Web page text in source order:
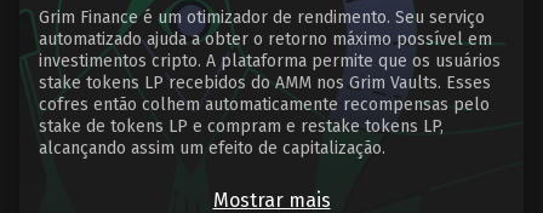
Grim Finance é um otimizador de rendimento. Seu serviço
automatizado ajuda a obter o retorno máximo possível em
investimentos cripto. A plataforma permite que os usuários
stake tokens LP recebidos do AMM nos Grim Vaults. Esses
cofres então colhem automaticamente recompensas pelo
stake de tokens LP e compram e restake tokens LP,
alcançando assim um efeito de capitalização.
Mostrar mais